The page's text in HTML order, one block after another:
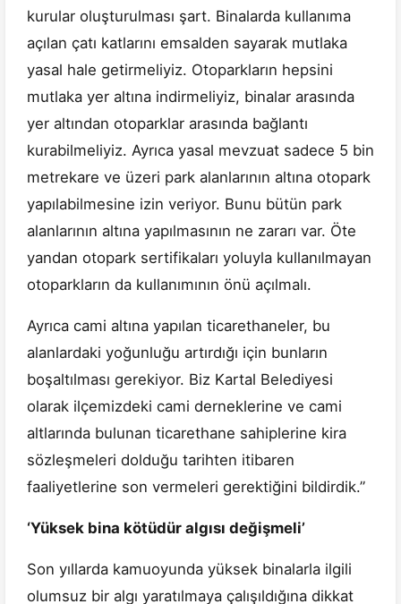
kurular oluşturulması şart. Binalarda kullanıma
açılan çatı katlarını emsalden sayarak mutlaka
yasal hale getirmeliyiz. Otoparkların hepsini
mutlaka yer altına indirmeliyiz, binalar arasında
yer altından otoparklar arasında bağlantı
kurabilmeliyiz. Ayrıca yasal mevzuat sadece 5 bin
metrekare ve üzeri park alanlarının altına otopark
yapılabilmesine izin veriyor. Bunu bütün park
alanlarının altına yapılmasının ne zararı var. Öte
yandan otopark sertifikaları yoluyla kullanılmayan
otoparkların da kullanımının önü açılmalı.
Ayrıca cami altına yapılan ticarethaneler, bu
alanlardaki yoğunluğu artırdığı için bunların
boşaltılması gerekiyor. Biz Kartal Belediyesi
olarak ilçemizdeki cami derneklerine ve cami
altlarında bulunan ticarethane sahiplerine kira
sözleşmeleri dolduğu tarihten itibaren
faaliyetlerine son vermeleri gerektiğini bildirdik.”
‘Yüksek bina kötüdür algısı değişmeli’
Son yıllarda kamuoyunda yüksek binalarla ilgili
olumsuz bir algı yaratılmaya çalışıldığına dikkat